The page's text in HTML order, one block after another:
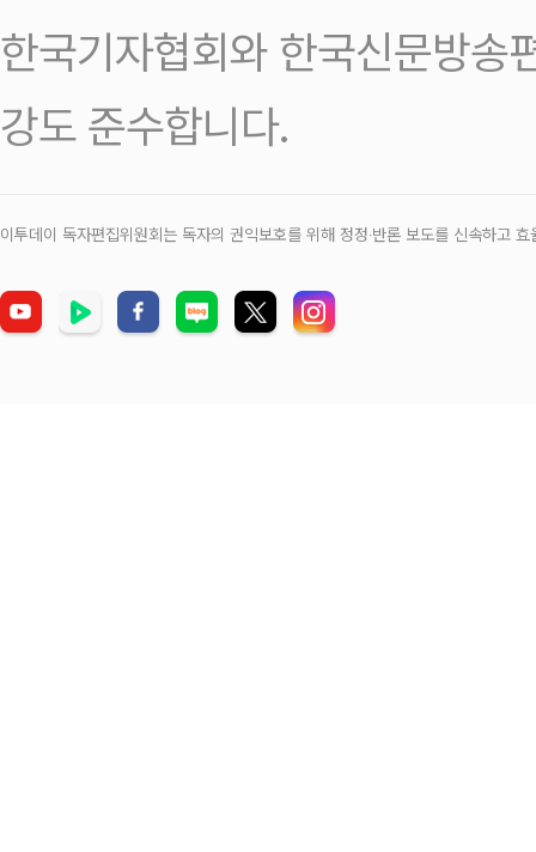
한국기자협회와 한국신문방송
강도 준수합니다.
이투데이 독자편집위원회는 독자의 권익보호를 위해 정정‧반론 보도를 신속하고